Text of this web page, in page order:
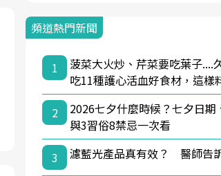
頻道熱門新聞
1
菠菜大火炒、芹菜要吃葉子....
吃11種護心活血好食材，這樣
2
2026七夕什麼時候？七夕日期
與3習俗8禁忌一次看
3
濾藍光產品真有效？ 醫師告